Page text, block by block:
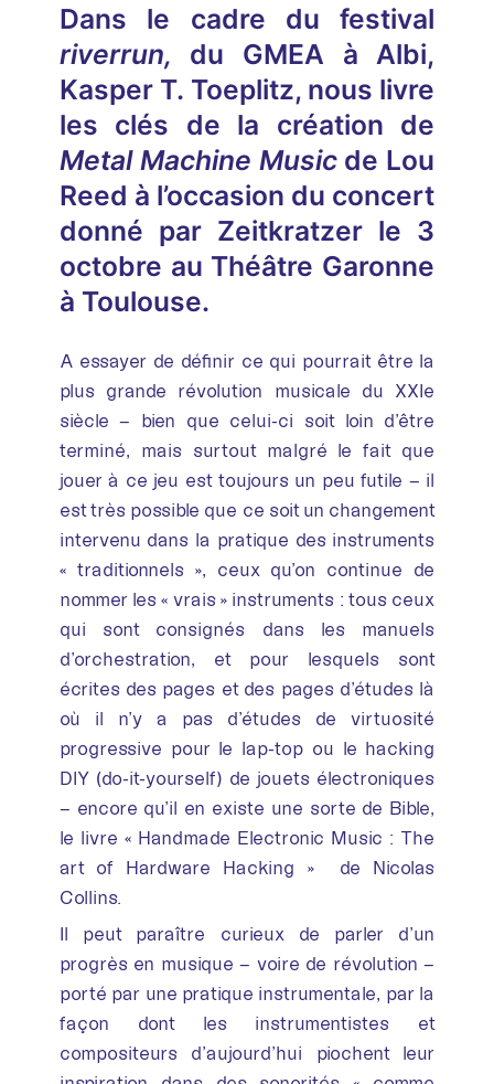
Dans le cadre du festival
riverrun, du GMEA à Albi,
Kasper T. Toeplitz, nous livre
les clés de la création de
Metal Machine Musicde Lou
Reed à l’occasion du concert
donné par Zeitkratzer le 3
octobre au Théâtre Garonne
à Toulouse.
A essayer de définir ce qui pourrait être la
plus grande révolution musicale du XXIe
siècle – bien que celui-ci soit loin d’être
terminé, mais surtout malgré le fait que
jouer à ce jeu est toujours un peu futile – il
est très possible que ce soit un changement
intervenu dans la pratique des instruments
« traditionnels », ceux qu’on continue de
nommer les « vrais » instruments : tous ceux
qui sont consignés dans les manuels
d’orchestration, et pour lesquels sont
écrites des pages et des pages d’études là
où il n’y a pas d’études de virtuosité
progressive pour le lap-top ou le hacking
DIY (do-it-yourself) de jouets électroniques
– encore qu’il en existe une sorte de Bible,
le livre « Handmade Electronic Music : The
art of Hardware Hacking » de Nicolas
Collins.
Il peut paraître curieux de parler d’un
progrès en musique – voire de révolution –
porté par une pratique instrumentale, par la
façon dont les instrumentistes et
compositeurs d’aujourd’hui piochent leur